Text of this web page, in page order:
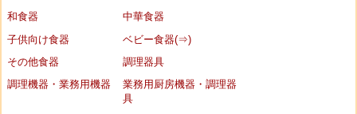
和食器
中華食器
子供向け食器
ベビー食器(⇒)
その他食器
調理器具
調理機器・業務用機器
業務用厨房機器・調理器
具